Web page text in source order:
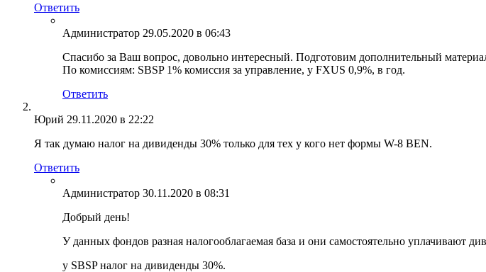
Ответить
Администратор 29.05.2020 в 06:43
Спасибо за Ваш вопрос, довольно интересный. Подготовим дополнительный
По комиссиям: SBSP 1% комиссия за управление, у FXUS 0,9%, в год.
Ответить
Юрий 29.11.2020 в 22:22
Я так думаю налог на дивиденды 30% только для тех у кого нет формы W-8 BEN.
Ответить
Администратор 30.11.2020 в 08:31
Добрый день!
У данных фондов разная налогооблагаемая база и они самостоятельно уплачивают
у SBSP налог на дивиденды 30%.